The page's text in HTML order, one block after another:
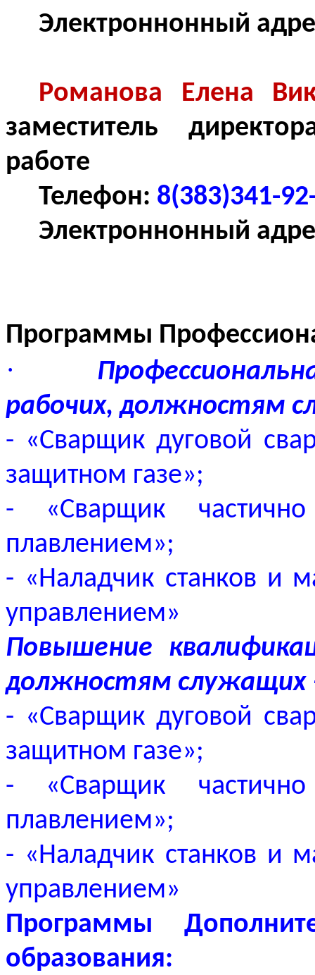
Электроннонный
Романова Елена
заместитель
работе
Телефон: 8(383)341-
Электроннонный
Программы
·
рабочих, должностям
- «Сварщик дуговой
защитном газе»;
- «Сварщик частично
плавлением»;
- «Наладчик станков и
управлением»
Повышение
должностям служащих
- «Сварщик дуговой
защитном газе»;
- «Сварщик частично
плавлением»;
- «Наладчик станков и
управлением»
Программы
образования: